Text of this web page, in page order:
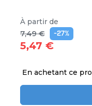
À partir de
7,49 € -27%
5,47 €
En achetant ce